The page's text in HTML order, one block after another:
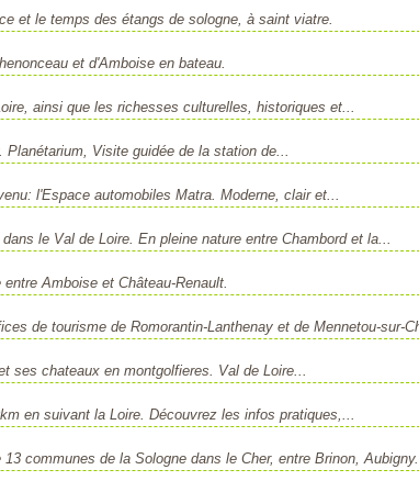
et le temps des étangs de sologne, à saint viatre.
et d'Amboise en bateau.
ainsi que les richesses culturelles, historiques et...
Visite guidée de la station de...
l'Espace automobiles Matra. Moderne, clair et...
le Val de Loire. En pleine nature entre Chambord et la...
Amboise et Château-Renault.
de tourisme de Romorantin-Lanthenay et de Mennetou-sur-
ses chateaux en montgolfieres. Val de Loire...
en suivant la Loire. Découvrez les infos pratiques,...
communes de la Sologne dans le Cher, entre Brinon,